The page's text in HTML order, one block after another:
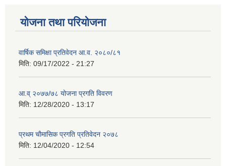
योजना तथा परियोजना
वार्षिक समिक्षा प्रतिवेदन आ.व. २०८०/८१
मिति: 09/17/2022 - 21:27
आ.व् २०७७/७८ योजना प्रगति विवरण
मिति: 12/28/2020 - 13:17
प्रथम चाैमासिक प्रगति प्रतिवेदन २०७८
मिति: 12/04/2020 - 12:54